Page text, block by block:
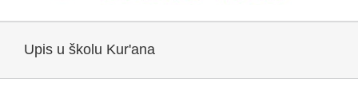
Upis u školu Kur'ana